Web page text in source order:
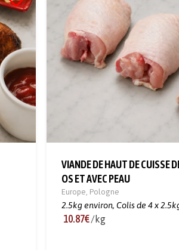
VIANDE DE HAUT DE CUISSE
OS ET AVEC PEAU
Europe, Pologne
2.5kg environ, Colis de 4 x
10.87€/kg